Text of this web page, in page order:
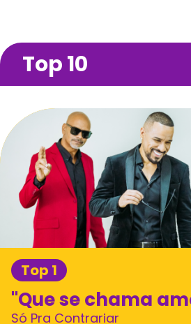
Top 10
Top 1
"Que se chama
Só Pra Contrariar